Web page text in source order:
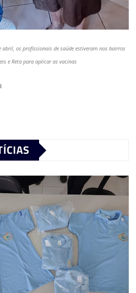
abril, os profissionais de saúde estiveram nos bairros
e Reta para aplicar as vacinas